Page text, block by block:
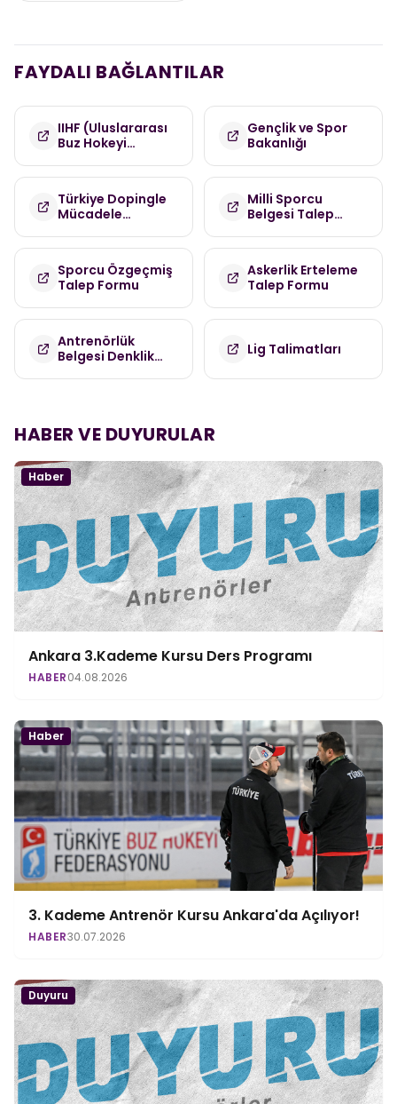
FAYDALI BAĞLANTILAR
IIHF (Uluslararası
Buz Hokeyi
Gençlik ve Spor
Bakanlığı
Türkiye Dopingle
Mücadele
(TDMK)
Milli Sporcu
Belgesi Talep
Sporcu Özgeçmiş
Talep Formu
Askerlik Erteleme
Talep Formu
Antrenörlük
Belgesi Denklik
Lig Talimatları
HABER VE DUYURULAR
Haber
Ankara 3.Kademe Kursu Ders Programı
HABER04.08.2026
Haber
3. Kademe Antrenör Kursu Ankara'da Açılıyor!
HABER30.07.2026
Duyuru